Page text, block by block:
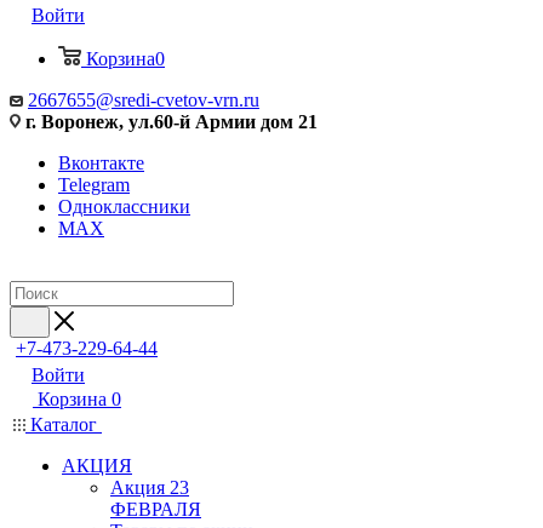
Войти
Корзина0
2667655@sredi-cvetov-vrn.ru
г. Воронеж, ул.60-й Армии дом 21
Вконтакте
Telegram
Одноклассники
MAX
+7-473-229-64-44
Войти
Корзина 0
Каталог
АКЦИЯ
Акция 23
ФЕВРАЛЯ